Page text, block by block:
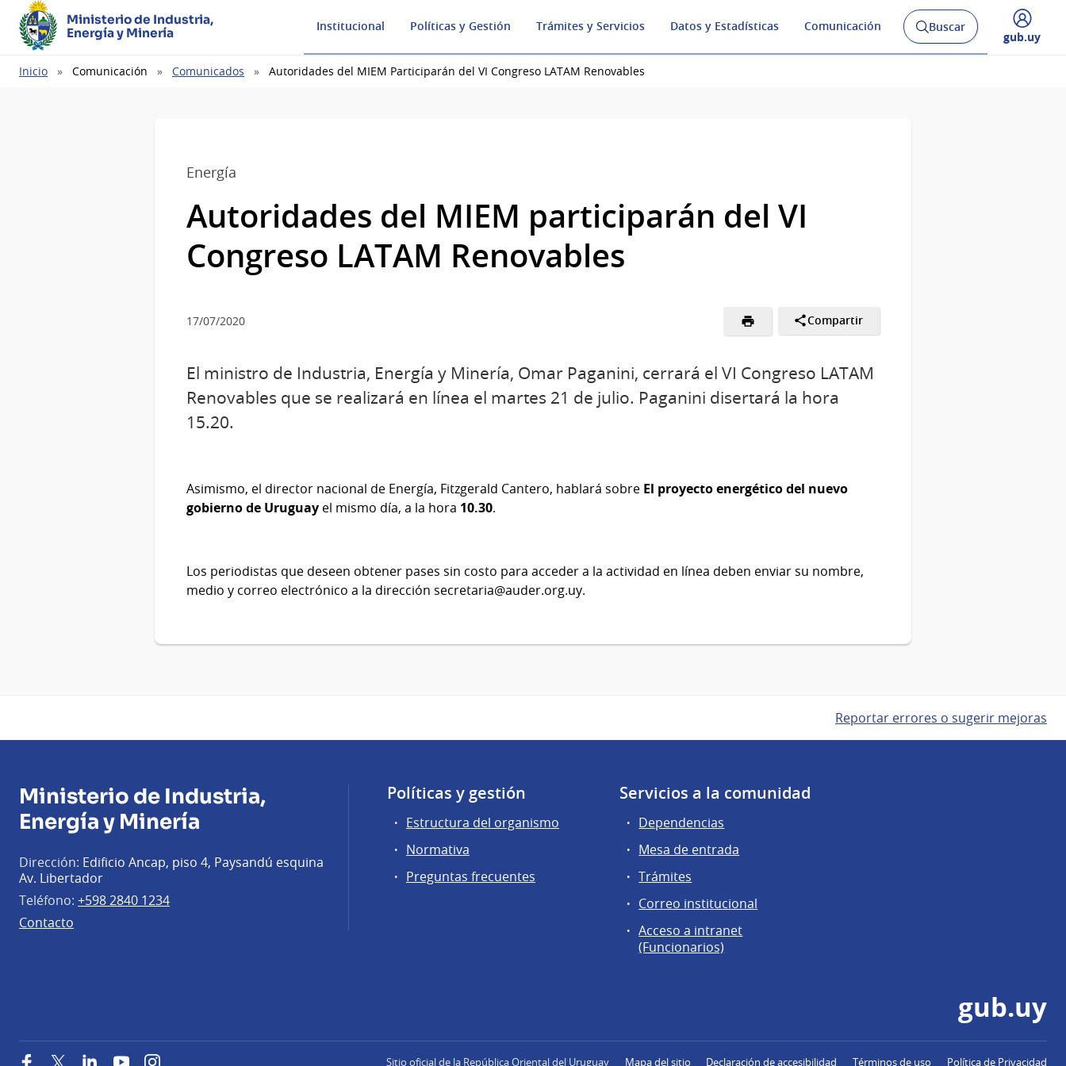
Ministerio de Industria,
Energía y Minería
Institucional Políticas y Gestión Trámites y Servicios Datos y Estadísticas Comunicación
Abrir
buscador
Buscar
Desplegar
gub.uy
Ruta
Inicio Comunicación Comunicados Autoridades del MIEM Participarán del VI Congreso LATAM Renovables
Energía
Autoridades del MIEM participarán del VI
Congreso LATAM Renovables
17/07/2020 Compartir
El ministro de Industria, Energía y Minería, Omar Paganini, cerrará el VI Congreso LATAM
Renovables que se realizará en línea el martes 21 de julio. Paganini disertará la hora
15.20.
Asimismo, el director nacional de Energía, Fitzgerald Cantero, hablará sobre El proyecto energético del nuevo
gobierno de Uruguay el mismo día, a la hora 10.30.
Los periodistas que deseen obtener pases sin costo para acceder a la actividad en línea deben enviar su nombre,
medio y correo electrónico a la dirección secretaria@auder.org.uy.
Reportar errores o sugerir mejoras
Ministerio de Industria,
Energía y Minería
Dirección: Edificio Ancap, piso 4, Paysandú esquina
Av. Libertador
Teléfono: +598 2840 1234
Contacto
Políticas y gestión
Estructura del organismo
Normativa
Preguntas frecuentes
Servicios a la comunidad
Dependencias
Mesa de entrada
Trámites
Correo institucional
Acceso a intranet
(Funcionarios)
gub.uy
FacebookTwitterLinkedInYouTubeInstagram Sitio oficial de la República Oriental del Uruguay Mapa del sitio Declaración de accesibilidad Términos de uso Política de Privacidad